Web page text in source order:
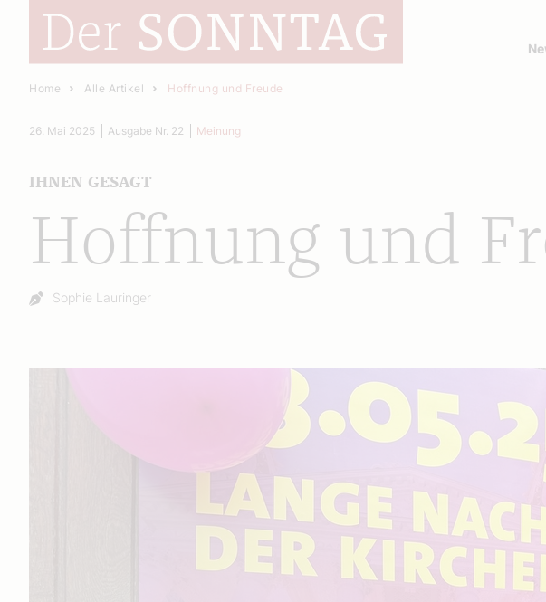
Home Alle Artikel Hoffnung und Freude
Hoffnung und
IHNEN GESAGT
26. Mai 2025 Ausgabe Nr. 22 Meinung
Autor:
Sophie Lauringer